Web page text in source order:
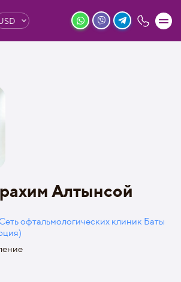
Алтынсой
Сеть офтальмологических клиник Баты